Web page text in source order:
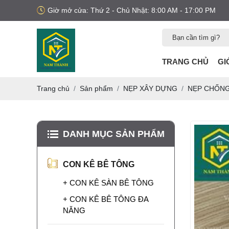
Giờ mở cửa: Thứ 2 - Chủ Nhật: 8:00 AM - 17:00 PM
TRANG CHỦ
Trang chủ Sản phẩm NẸP XÂY DỰNG NẸP
DANH MỤC SẢN PHẨM
CON KÊ BÊ TÔNG
+ CON KÊ SÀN BÊ TÔNG
+ CON KÊ BÊ TÔNG ĐA
NĂNG
Bạn đang tìm mua nẹp
ngay các loại nẹp nhựa
trát tường, nẹp nhựa
công trình uy tín, chất
LƯỚI BAO CHE
CÔNG TRÌNH KHỔ
trình khổ 3m x 50m là